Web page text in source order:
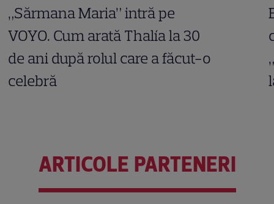
„Sărmana Maria” intră pe
VOYO. Cum arată Thalía la 30
de ani după rolul care a făcut-o
celebră
ARTICOLE PARTENERI